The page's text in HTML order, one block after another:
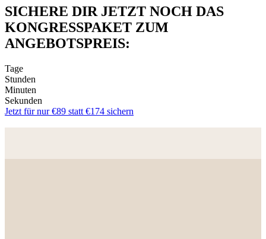
SICHERE DIR JETZT NOCH DAS
KONGRESSPAKET ZUM
ANGEBOTSPREIS:
Tage
Stunden
Minuten
Sekunden
Jetzt für nur €89 statt €174 sichern